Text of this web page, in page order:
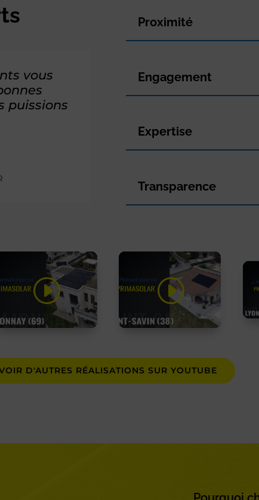
vous
puissions
Proximité
Engagement
Expertise
Transparence
Cliquez sur
« J’accepte » pour
activer Youtube
Politique de cookies
J’accepte
Cliquez sur
« J’accepte » pour
activer Youtube
Politique de cookies
J’accepte
D'AUTRES RÉALISATIONS SUR YOUTUBE